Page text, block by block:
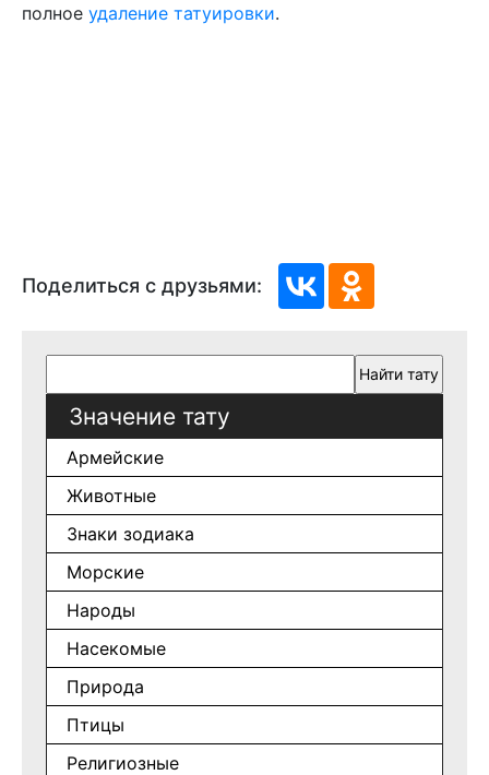
полное удаление татуировки.
Поделиться с друзьями:
Значение тату
Армейские
Животные
Знаки зодиака
Морские
Народы
Насекомые
Природа
Птицы
Религиозные